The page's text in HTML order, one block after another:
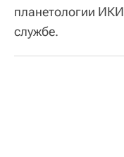
планетологии ИКИ
службе.